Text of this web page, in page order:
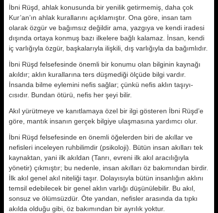
İbni Rüşd, ahlak konusunda bir yeni­lik getirmemiş, daha çok
Kur’an’ın ah­lak kurallarını açıklamıştır. Ona gö­re, insan tam
olarak özgür ve bağımsız değildir ama, yazgıya ve kendi ira­desi
dışında ortaya konmuş bazı ilke­lere bağlı kalamaz. İnsan, kendi
iç varlığıyla özgür, başkalarıyla ilişkili, dış varlığıyla da bağımlıdır.
İbni Rüşd felsefesinde önemli bir ko­numu olan bilginin kaynağı
akıldır; ak­lın kurallarına ters düşmediği ölçüde bilgi vardır.
İnsanda bilme eylemini nefis sağlar; çünkü nefis aklın taşıyı­
cısıdır. Bundan ötürü, nefis her şeyi bilir.
Akıl yürütmeye ve kanıtlamaya özel bir ilgi gösteren İbni Rüşd’e
göre, mantık insanın gerçek bilgiye ulaşma­sına yardımcı olur.
İbni Rüşd felsefesinde en önemli öğe­lerden biri de akıllar ve
nefisleri in­celeyen ruhbilimdir (psikoloji). Bütün insan akılları tek
kaynaktan, yani ilk akıldan (Tanrı, evreni ilk akıl aracılı­ğıyla
yönetir) çıkmıştır; bu nedenle, in­san akılları öz bakımından birdir.
İlk akıl genel akıl niteliği taşır. Dolayısıy­la bütün insanlığın aklını
temsil ede­bilecek bir genel aklın varlığı düşünülebilir. Bu akıl,
sonsuz ve ölümsüzdür. Öte yandan, nefisler arasında da tıp­kı
akılda olduğu gibi, öz bakımından bir ayrılık yoktur.